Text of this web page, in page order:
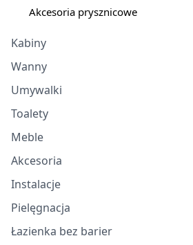
Akcesoria prysznicowe
Kabiny
Wanny
Umywalki
Toalety
Meble
Akcesoria
Instalacje
Pielęgnacja
Łazienka bez barier